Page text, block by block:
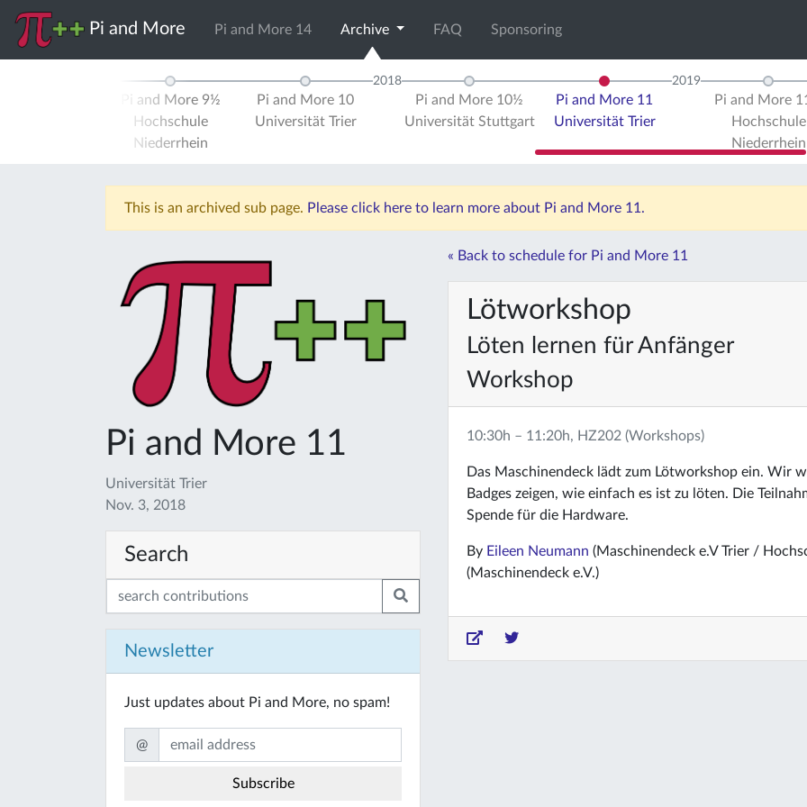
Pi and More Pi and More 14 Archive FAQ Sponsoring
Pi and More 9½
Hochschule
Niederrhein
Pi and More 10
Universität Trier
2018
Pi and More 10½
Universität Stuttgart
Pi and More 11
Universität Trier
2019
Pi and More
Hochschule
Niederrhein
This is an archived sub page. Please click here to learn more about Pi and More 11.
Pi and More 11
Universität Trier
Nov. 3, 2018
Search
Newsletter
Just updates about Pi and More, no spam!
@
« Back to schedule for Pi and More 11
Lötworkshop
Löten lernen für Anfänger
Workshop
10:30h – 11:20h, HZ202 (Workshops)
Das Maschinendeck lädt zum Lötworkshop ein. Wir
Badges zeigen, wie einfach es ist zu löten. Die
Spende für die Hardware.
By Eileen Neumann (Maschinendeck e.V Trier /
(Maschinendeck e.V.)